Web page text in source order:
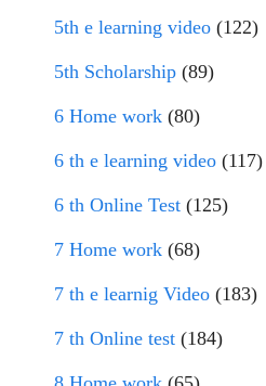
5th e learning video (122)
5th Scholarship (89)
6 Home work (80)
6 th e learning video (117)
6 th Online Test (125)
7 Home work (68)
7 th e learnig Video (183)
7 th Online test (184)